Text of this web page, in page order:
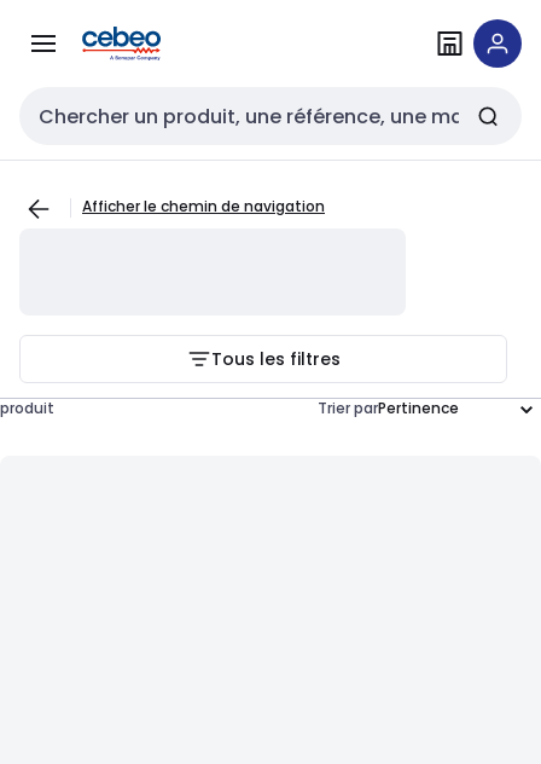
navigationau
Entrée de recherche
Afficher le chemin de navigation
Tous les filtres
produit Trier par